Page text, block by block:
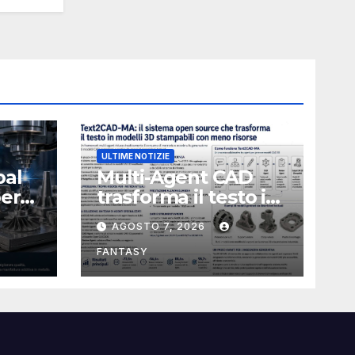
ULTIME NOTIZIE
Multi-Agent CAD
trasforma il testo in
CAD usando 116
volte meno token
AGOSTO 7, 2026
FANTASY